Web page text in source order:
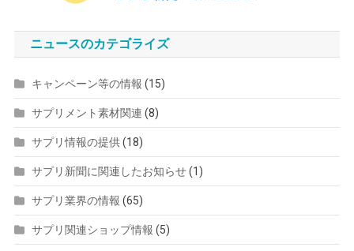
ニュースのカテゴライズ
キャンペーン等の情報 (15)
サプリメント素材関連 (8)
サプリ情報の提供(18)
サプリ新聞に関連したお知らせ(1)
サプリ業界の情報 (65)
サプリ関連ショップ情報 (5)